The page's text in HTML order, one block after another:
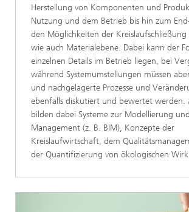
Herstellung von Komponenten und
Nutzung und dem Betrieb bis hin zum
den Möglichkeiten der
wie auch Materialebene. Dabei kann der
einzelnen Details im Betrieb liegen, bei
während Systemumstellungen müssen
und nachgelagerte Prozesse und
ebenfalls diskutiert und bewertet werden.
bilden dabei Systeme zur Modellierung
Management (z. B. BIM), Konzepte der
Kreislaufwirtschaft, dem
der Quantifizierung von ökologischen